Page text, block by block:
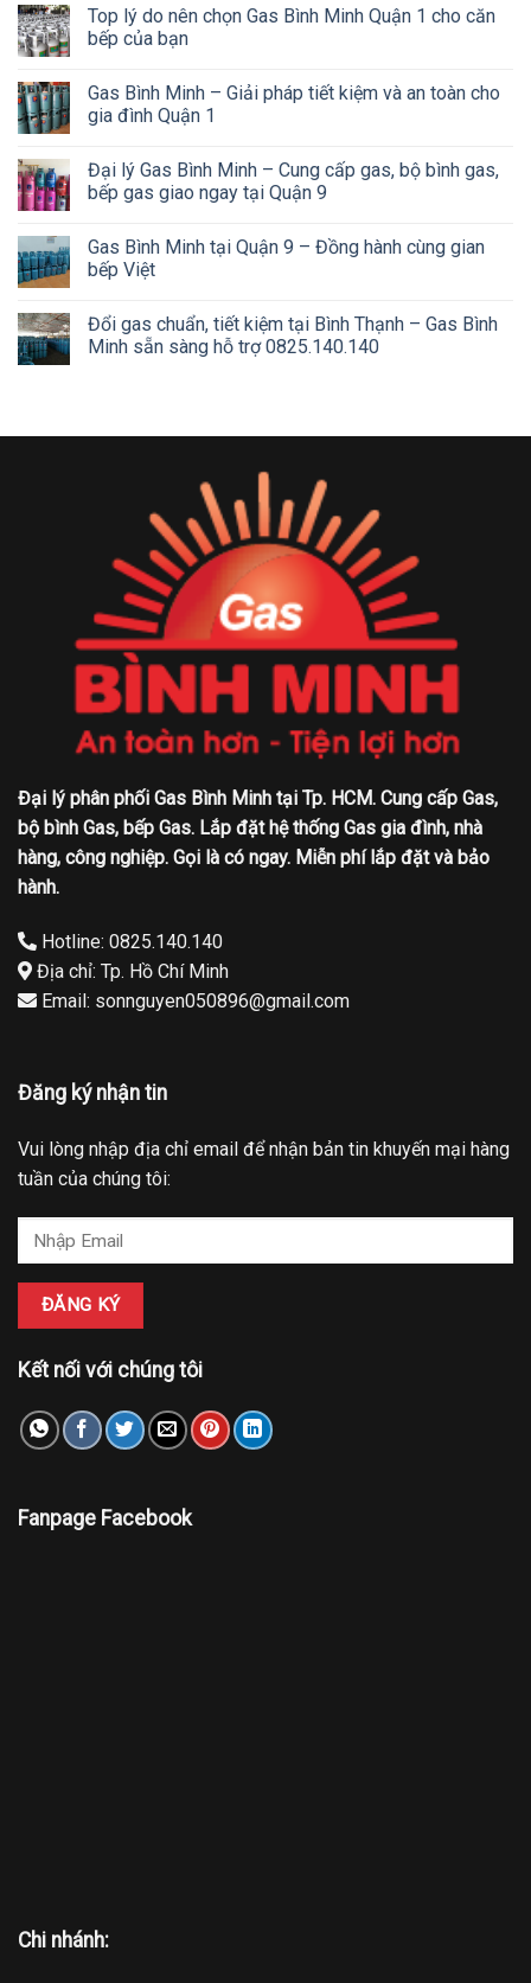
Top lý do nên chọn Gas Bình Minh Quận 1 cho căn
bếp của bạn
Gas Bình Minh – Giải pháp tiết kiệm và an toàn cho
gia đình Quận 1
Đại lý Gas Bình Minh – Cung cấp gas, bộ bình gas,
bếp gas giao ngay tại Quận 9
Gas Bình Minh tại Quận 9 – Đồng hành cùng gian
bếp Việt
Đổi gas chuẩn, tiết kiệm tại Bình Thạnh – Gas Bình
Minh sẵn sàng hỗ trợ 0825.140.140
Đại lý phân phối Gas Bình Minh tại Tp. HCM. Cung cấp Gas,
bộ bình Gas, bếp Gas. Lắp đặt hệ thống Gas gia đình, nhà
hàng, công nghiệp. Gọi là có ngay. Miễn phí lắp đặt và bảo
hành.
Hotline: 0825.140.140
Địa chỉ: Tp. Hồ Chí Minh
Email: sonnguyen050896@gmail.com
Đăng ký nhận tin
Vui lòng nhập địa chỉ email để nhận bản tin khuyến mại hàng
tuần của chúng tôi:
Kết nối với chúng tôi
Fanpage Facebook
Chi nhánh: